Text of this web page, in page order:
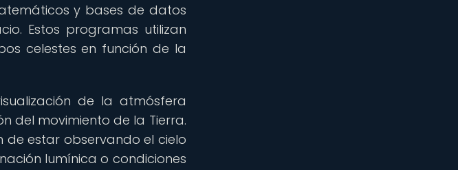
y bases de datos
Estos programas utilizan
celestes en función de la
de la atmósfera
del movimiento de la Tierra.
de estar observando el cielo
lumínica o condiciones